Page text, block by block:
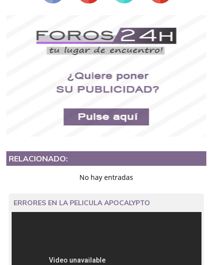
RELACIONADO:
No hay entradas
ERRORES EN LA PELICULA APOCALYPTO